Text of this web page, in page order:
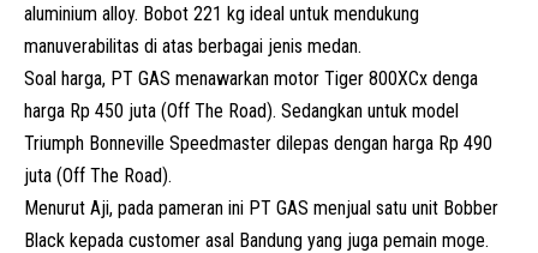
aluminium alloy. Bobot 221 kg ideal untuk mendukung
manuverabilitas di atas berbagai jenis medan.
Soal harga, PT GAS menawarkan motor Tiger 800XCx denga
harga Rp 450 juta (Off The Road). Sedangkan untuk model
Triumph Bonneville Speedmaster dilepas dengan harga Rp 490
juta (Off The Road).
Menurut Aji, pada pameran ini PT GAS menjual satu unit Bobber
Black kepada customer asal Bandung yang juga pemain moge.